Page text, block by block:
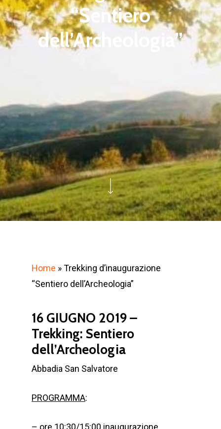
“Sentiero
dell’Archeologia”
Home »Trekking d’inaugurazione
“Sentiero dell’Archeologia”
16 GIUGNO 2019 –
Trekking: Sentiero
dell’Archeologia
Abbadia San Salvatore
PROGRAMMA:
– ore 10:30/15:00 inaugurazione